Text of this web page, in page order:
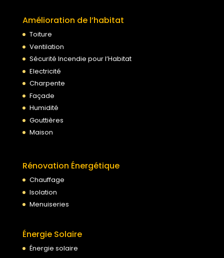
Amélioration de l’habitat
Toiture
Ventilation
Sécurité Incendie pour l’Habitat
Electricité
Charpente
Façade
Humidité
Gouttières
Maison
Rénovation Énergétique
Chauffage
Isolation
Menuiseries
Énergie Solaire
Énergie solaire